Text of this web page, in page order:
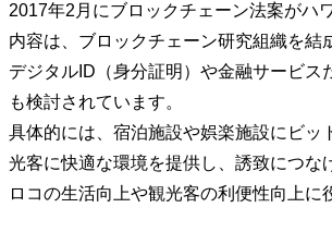
2017年2月にブロックチェーン法案がハ
内容は、ブロックチェーン研究組織を結
デジタルID（身分証明）や金融サービス
も検討されています。
具体的には、宿泊施設や娯楽施設にビ
光客に快適な環境を提供し、誘致につな
ロコの生活向上や観光客の利便性向上に